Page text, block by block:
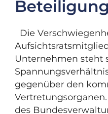
Die
Unternehmen steht
gegenüber den
des